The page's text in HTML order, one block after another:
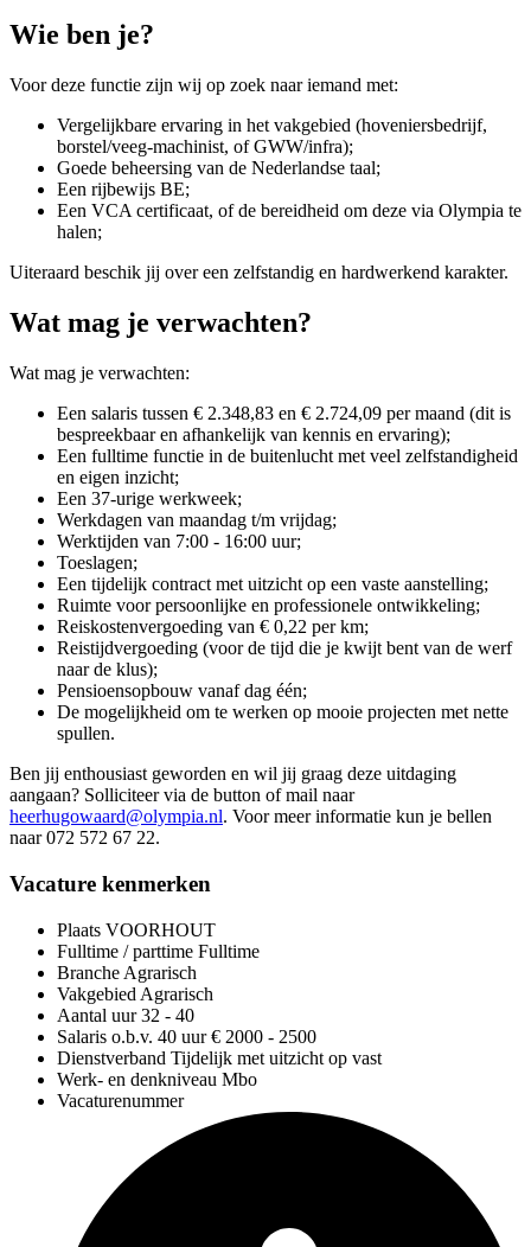
Wie ben je?
Voor deze functie zijn wij op zoek naar iemand met:
Vergelijkbare ervaring in het vakgebied (hoveniersbedrijf,
borstel/veeg-machinist, of GWW/infra);
Goede beheersing van de Nederlandse taal;
Een rijbewijs BE;
Een VCA certificaat, of de bereidheid om deze via Olympia te
halen;
Uiteraard beschik jij over een zelfstandig en hardwerkend karakter.
Wat mag je verwachten?
Wat mag je verwachten:
Een salaris tussen € 2.348,83 en € 2.724,09 per maand (dit is
bespreekbaar en afhankelijk van kennis en ervaring);
Een fulltime functie in de buitenlucht met veel zelfstandigheid
en eigen inzicht;
Een 37-urige werkweek;
Werkdagen van maandag t/m vrijdag;
Werktijden van 7:00 - 16:00 uur;
Toeslagen;
Een tijdelijk contract met uitzicht op een vaste aanstelling;
Ruimte voor persoonlijke en professionele ontwikkeling;
Reiskostenvergoeding van € 0,22 per km;
Reistijdvergoeding (voor de tijd die je kwijt bent van de werf
naar de klus);
Pensioensopbouw vanaf dag één;
De mogelijkheid om te werken op mooie projecten met nette
spullen.
Ben jij enthousiast geworden en wil jij graag deze uitdaging
aangaan? Solliciteer via de button of mail naar
heerhugowaard@olympia.nl. Voor meer informatie kun je bellen
naar 072 572 67 22.
Vacature kenmerken
Plaats VOORHOUT
Fulltime / parttime Fulltime
Branche Agrarisch
Vakgebied Agrarisch
Aantal uur 32 - 40
Salaris o.b.v. 40 uur € 2000 - 2500
Dienstverband Tijdelijk met uitzicht op vast
Werk- en denkniveau Mbo
Vacaturenummer